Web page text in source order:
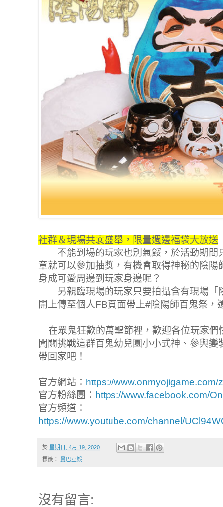
社群＆現場共襄盛舉，限量週邊福袋大放送
不能到場的玩家也別氣餒，於活動期間
章就可以參加抽獎，有機會取得神秘的陰
身成可愛周邊到玩家身邊呢？
另親臨現場的玩家只要拍攝含有現場「
開上傳至個人FB頁面帶上#陰陽師百鬼祭，
在眾鬼狂歡的萬聖節裡，歡迎各位玩家們
闖關挑戰這群百鬼幼兒園小小式神、參與
帶回家吧！
官方網站： https://www.onmyojigame.com/
官方粉絲團： https://www.facebook.com/
官方頻道：
https://www.youtube.com/channel/
於 星期日, 4月 19, 2020
標籤： 曼巴互娛
沒有留言: